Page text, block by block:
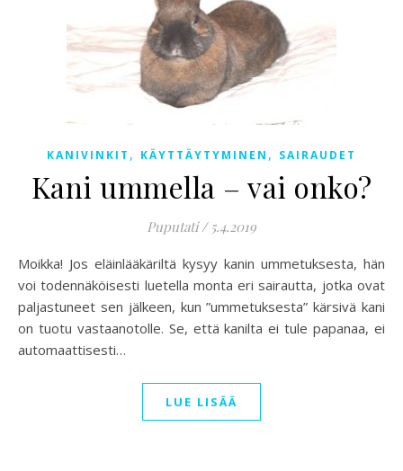
KANIVINKIT , KÄYTTÄYTYMINEN , SAIRAUDET
Kani ummella – vai onko?
Puputati / 5.4.2019
Moikka! Jos eläinlääkäriltä kysyy kanin ummetuksesta, hän
voi todennäköisesti luetella monta eri sairautta, jotka ovat
paljastuneet sen jälkeen, kun ”ummetuksesta” kärsivä kani
on tuotu vastaanotolle. Se, että kanilta ei tule papanaa, ei
automaattisesti…
LUE LISÄÄ